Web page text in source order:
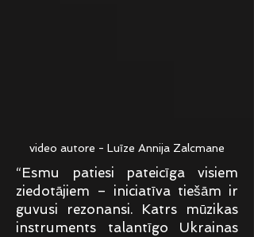
video autore - Luīze Annija Zalcmane
“Esmu patiesi pateicīga visiem
ziedotājiem – iniciatīva tiešām ir
guvusi rezonansi. Katrs mūzikas
instruments talantīgo Ukrainas